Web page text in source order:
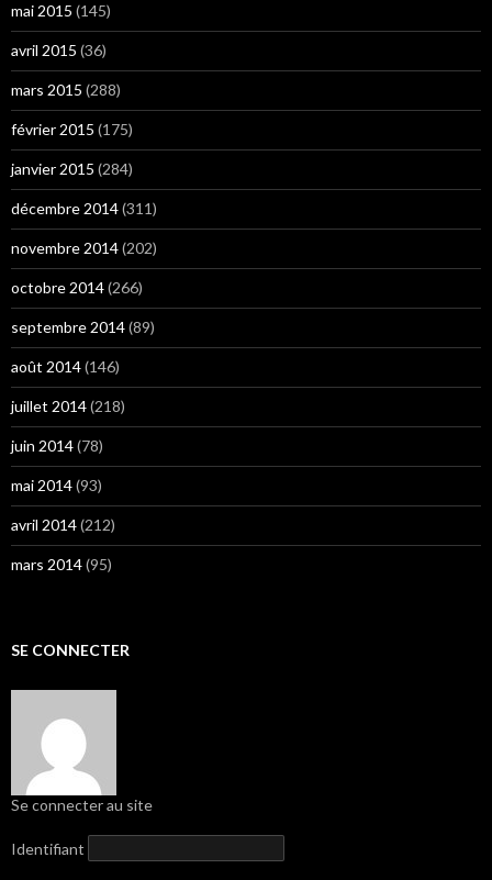
mai 2015 (145)
avril 2015 (36)
mars 2015 (288)
février 2015 (175)
janvier 2015 (284)
décembre 2014(311)
novembre 2014(202)
octobre 2014(266)
septembre 2014(89)
août 2014(146)
juillet 2014(218)
juin 2014(78)
mai 2014(93)
avril 2014(212)
mars 2014(95)
SE CONNECTER
Se connecter au site
Identifiant